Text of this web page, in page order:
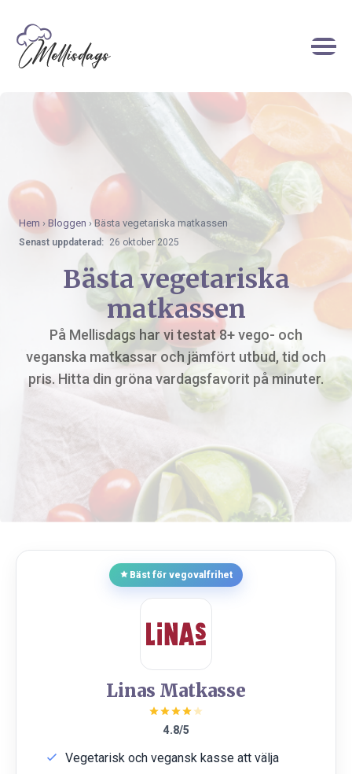
Hem › Bloggen › Bästa vegetariska matkassen
Senast uppdaterad: 26 oktober 2025
Bästa vegetariska
matkassen
På Mellisdags har vi testat 8+ vego- och
veganska matkassar och jämfört utbud, tid och
pris. Hitta din gröna vardagsfavorit på minuter.
Bäst för vegovalfrihet
Linas Matkasse
4.8/5
Vegetarisk och vegansk kasse att välja